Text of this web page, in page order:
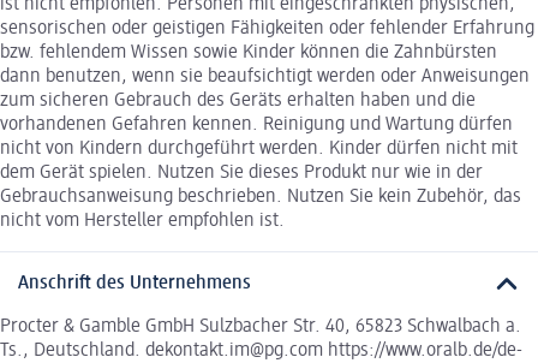
ist nicht empfohlen. Personen mit eingeschränkten physischen,
sensorischen oder geistigen Fähigkeiten oder fehlender Erfahrung
bzw. fehlendem Wissen sowie Kinder können die Zahnbürsten
dann benutzen, wenn sie beaufsichtigt werden oder Anweisungen
zum sicheren Gebrauch des Geräts erhalten haben und die
vorhandenen Gefahren kennen. Reinigung und Wartung dürfen
nicht von Kindern durchgeführt werden. Kinder dürfen nicht mit
dem Gerät spielen. Nutzen Sie dieses Produkt nur wie in der
Gebrauchsanweisung beschrieben. Nutzen Sie kein Zubehör, das
nicht vom Hersteller empfohlen ist.
Anschrift des Unternehmens
Procter & Gamble GmbH Sulzbacher Str. 40, 65823 Schwalbach a.
Ts., Deutschland. dekontakt.im@pg.com https://www.oralb.de/de-